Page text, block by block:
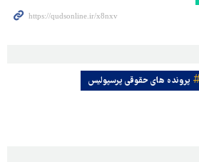
پرونده های حقوقی پرسپولیس